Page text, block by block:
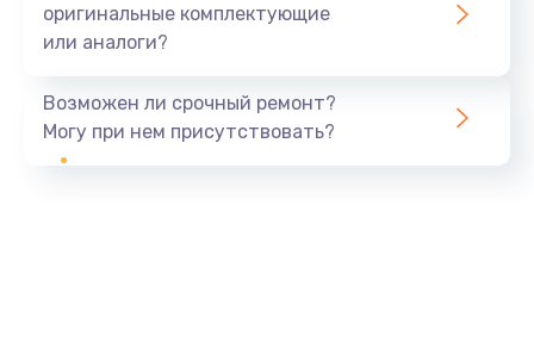
оригинальные комплектующие
или аналоги?
Возможен ли срочный ремонт?
Могу при нем присутствовать?